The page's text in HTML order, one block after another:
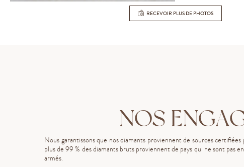
RECEVOIR PLUS DE PHOTOS
NOS
Nous garantissons que nos diamants proviennent de sources
plus de 99 % des diamants bruts proviennent de pays qui ne sont pas
armés.